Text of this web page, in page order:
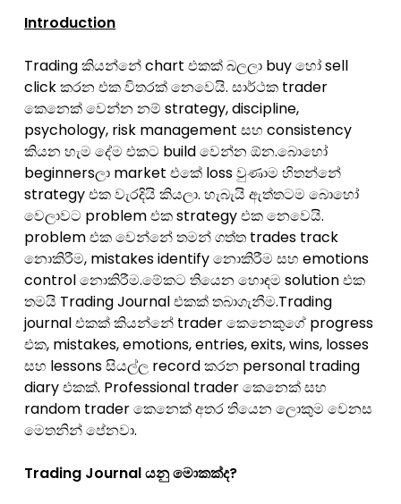
Introduction
Trading කියන්නේ chart එකක් බලලා buy හෝ sell
click කරන එක විතරක් නෙවෙයි. සාර්ථක trader
කෙනෙක් වෙන්න නම් strategy, discipline,
psychology, risk management සහ consistency
කියන හැම දේම එකට build වෙන්න ඕන.බොහෝ
beginnersලා market එකේ loss වුණාම හිතන්නේ
strategy එක වැරදියි කියලා. හැබැයි ඇත්තටම බොහෝ
වෙලාවට problem එක strategy එක නෙවෙයි.
problem එක වෙන්නේ තමන් ගත්ත trades track
නොකිරීම, mistakes identify නොකිරීම සහ emotions
control නොකිරීම.මේකට තියෙන හොඳම solution එක
තමයි Trading Journal එකක් තබාගැනීම.Trading
journal එකක් කියන්නේ trader කෙනෙකුගේ progress
එක, mistakes, emotions, entries, exits, wins, losses
සහ lessons සියල්ල record කරන personal trading
diary එකක්. Professional trader කෙනෙක් සහ
random trader කෙනෙක් අතර තියෙන ලොකුම වෙනස
මෙතනින් පේනවා.
Trading Journal යනු මොකක්ද?